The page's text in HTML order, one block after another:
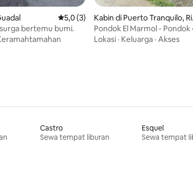
Nilai rata-rata 5,0 dari 5, 3 ulasan
5,0 (3)
bertemu bumi.
Kabin di Puerto Tranquilo,
Ibañez
Pondok El Marmol - Pondok
Lokasi · Keluarga · Akses
Castro
Sewa tempat liburan
Esquel
Sewa tempat